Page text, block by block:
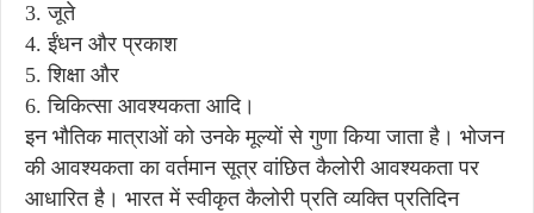
3. जूते
4. ईंधन और प्रकाश
5. शिक्षा और
6. चिकित्सा आवश्यकता आदि।
इन भौतिक मात्राओं को उनके मूल्यों से गुणा किया जाता है। भोजन
की आवश्यकता का वर्तमान सूत्र वांछित कैलोरी आवश्यकता पर
आधारित है। भारत में स्वीकृत कैलोरी प्रति व्यक्ति प्रतिदिन